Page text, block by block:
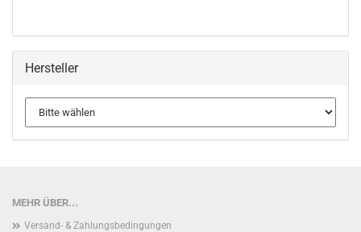
Hersteller
MEHR ÜBER...
Versand- & Zahlungsbedingungen